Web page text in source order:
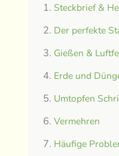
Steckbrief &
Der perfekte
Gießen &
Erde und
Umtopfen
Vermehren
Häufige